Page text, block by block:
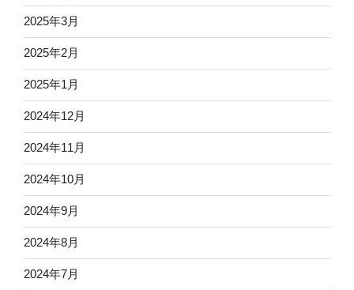
2025年3月
2025年2月
2025年1月
2024年12月
2024年11月
2024年10月
2024年9月
2024年8月
2024年7月